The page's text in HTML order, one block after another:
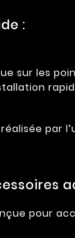
:
sur les
par
pour